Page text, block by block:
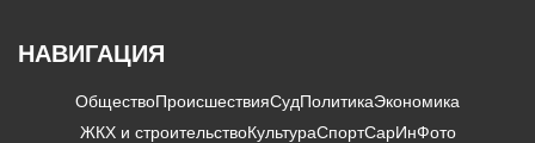
НАВИГАЦИЯ
ОбществоПроисшествияСудПолитикаЭкономика
ЖКХ и строительствоКультураСпортСарИнФото